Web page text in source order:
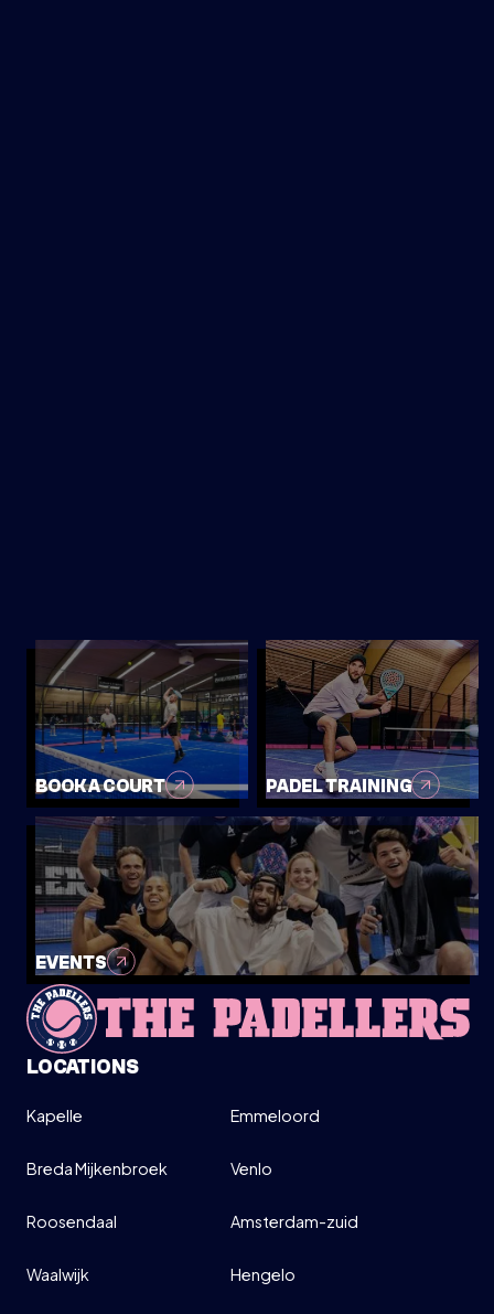
10:00-12:00
SIGN UP
SATURDAY
24
MAY
MOVE UP MOVE DOWN (LICHT
GEVORDERD - GEVORDERD)
10:00-12:00
BOOK A COURT PADEL TRAINING
EVENTS
LOCATIONS
Kapelle Emmeloord
Breda Mijkenbroek Venlo
Roosendaal Amsterdam-zuid
Waalwijk Hengelo